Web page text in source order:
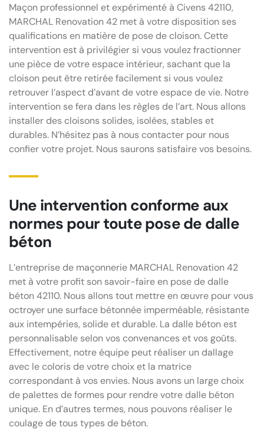
Maçon professionnel et expérimenté à Civens 42110,
MARCHAL Renovation 42 met à votre disposition ses
qualifications en matière de pose de cloison. Cette
intervention est à privilégier si vous voulez fractionner
une pièce de votre espace intérieur, sachant que la
cloison peut être retirée facilement si vous voulez
retrouver l’aspect d’avant de votre espace de vie. Notre
intervention se fera dans les règles de l’art. Nous allons
installer des cloisons solides, isolées, stables et
durables. N’hésitez pas à nous contacter pour nous
confier votre projet. Nous saurons satisfaire vos besoins.
Une intervention conforme aux
normes pour toute pose de dalle
béton
L’entreprise de maçonnerie MARCHAL Renovation 42
met à votre profit son savoir-faire en pose de dalle
béton 42110. Nous allons tout mettre en œuvre pour vous
octroyer une surface bétonnée imperméable, résistante
aux intempéries, solide et durable. La dalle béton est
personnalisable selon vos convenances et vos goûts.
Effectivement, notre équipe peut réaliser un dallage
avec le coloris de votre choix et la matrice
correspondant à vos envies. Nous avons un large choix
de palettes de formes pour rendre votre dalle béton
unique. En d’autres termes, nous pouvons réaliser le
coulage de tous types de béton.